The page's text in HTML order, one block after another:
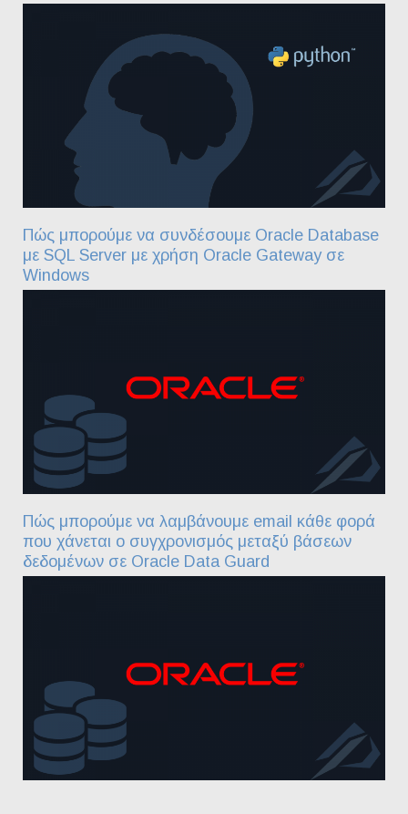
Πώς μπορούμε να συνδέσουμε Oracle Database
με SQL Server με χρήση Oracle Gateway σε
Windows
Πώς μπορούμε να λαμβάνουμε email κάθε φορά
που χάνεται ο συγχρονισμός μεταξύ βάσεων
δεδομένων σε Oracle Data Guard